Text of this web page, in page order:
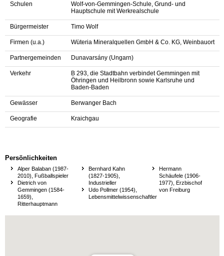
Schulen
Wolf-von-Gemmingen-Schule, Grund- und
Hauptschule mit Werkrealschule
Bürgermeister Timo Wolf
Firmen (u.a.) Wüteria Mineralquellen GmbH & Co. KG, Weinbauort
Partnergemeinden Dunavarsány (Ungarn)
Verkehr
B 293, die Stadtbahn verbindet Gemmingen mit
Öhringen und Heilbronn sowie Karlsruhe und
Baden-Baden
Gewässer Berwanger Bach
Geografie Kraichgau
Persönlichkeiten
Alper Balaban (1987-
2010), Fußballspieler
Dietrich von
Gemmingen (1584-
1659),
Ritterhauptmann
Bernhard Kahn
(1827-1905),
Industrieller
Udo Pollmer (1954),
Lebensmittelwissenschaftler
Hermann
Schäufele (1906-
1977), Erzbischof
von Freiburg